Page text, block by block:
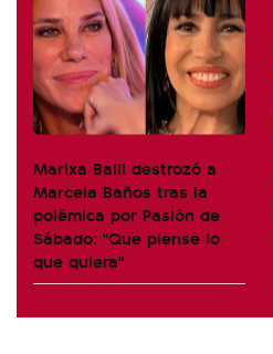
Marixa Balli destrozó a
Marcela Baños tras la
polémica por Pasión de
Sábado: "Que piense lo
que quiera"